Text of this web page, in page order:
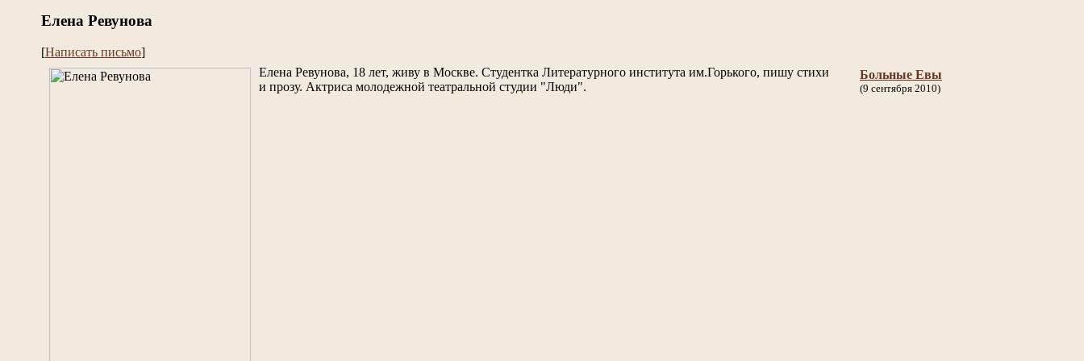
Елена Ревунова
[Написать письмо]
Елена Ревунова, 18 лет, живу в Москве. Студентка Литературного института им.Горького, пишу стихи
и прозу. Актриса молодежной театральной студии "Люди".
Больные Евы
(9 сентября 2010)